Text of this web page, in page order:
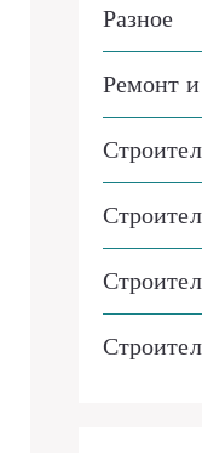
Разное
Ремонт и